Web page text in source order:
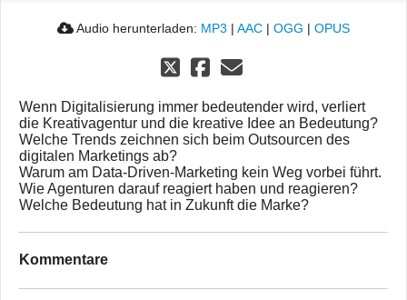
Audio herunterladen: MP3 | AAC | OGG | OPUS
Wenn Digitalisierung immer bedeutender wird, verliert
die Kreativagentur und die kreative Idee an Bedeutung?
Welche Trends zeichnen sich beim Outsourcen des
digitalen Marketings ab?
Warum am Data-Driven-Marketing kein Weg vorbei führt.
Wie Agenturen darauf reagiert haben und reagieren?
Welche Bedeutung hat in Zukunft die Marke?
Kommentare